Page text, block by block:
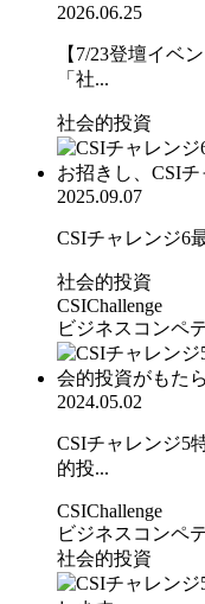
2026.06.25
【7/23登壇イベ
「社...
社会的投資
2025.09.07
CSIチャレンジ6
社会的投資
CSIChallenge
ビジネスコンペ
2024.05.02
CSIチャレンジ5
的投...
CSIChallenge
ビジネスコンペ
社会的投資